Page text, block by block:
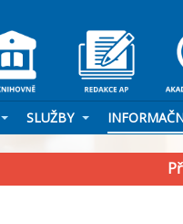
SLUŽBY